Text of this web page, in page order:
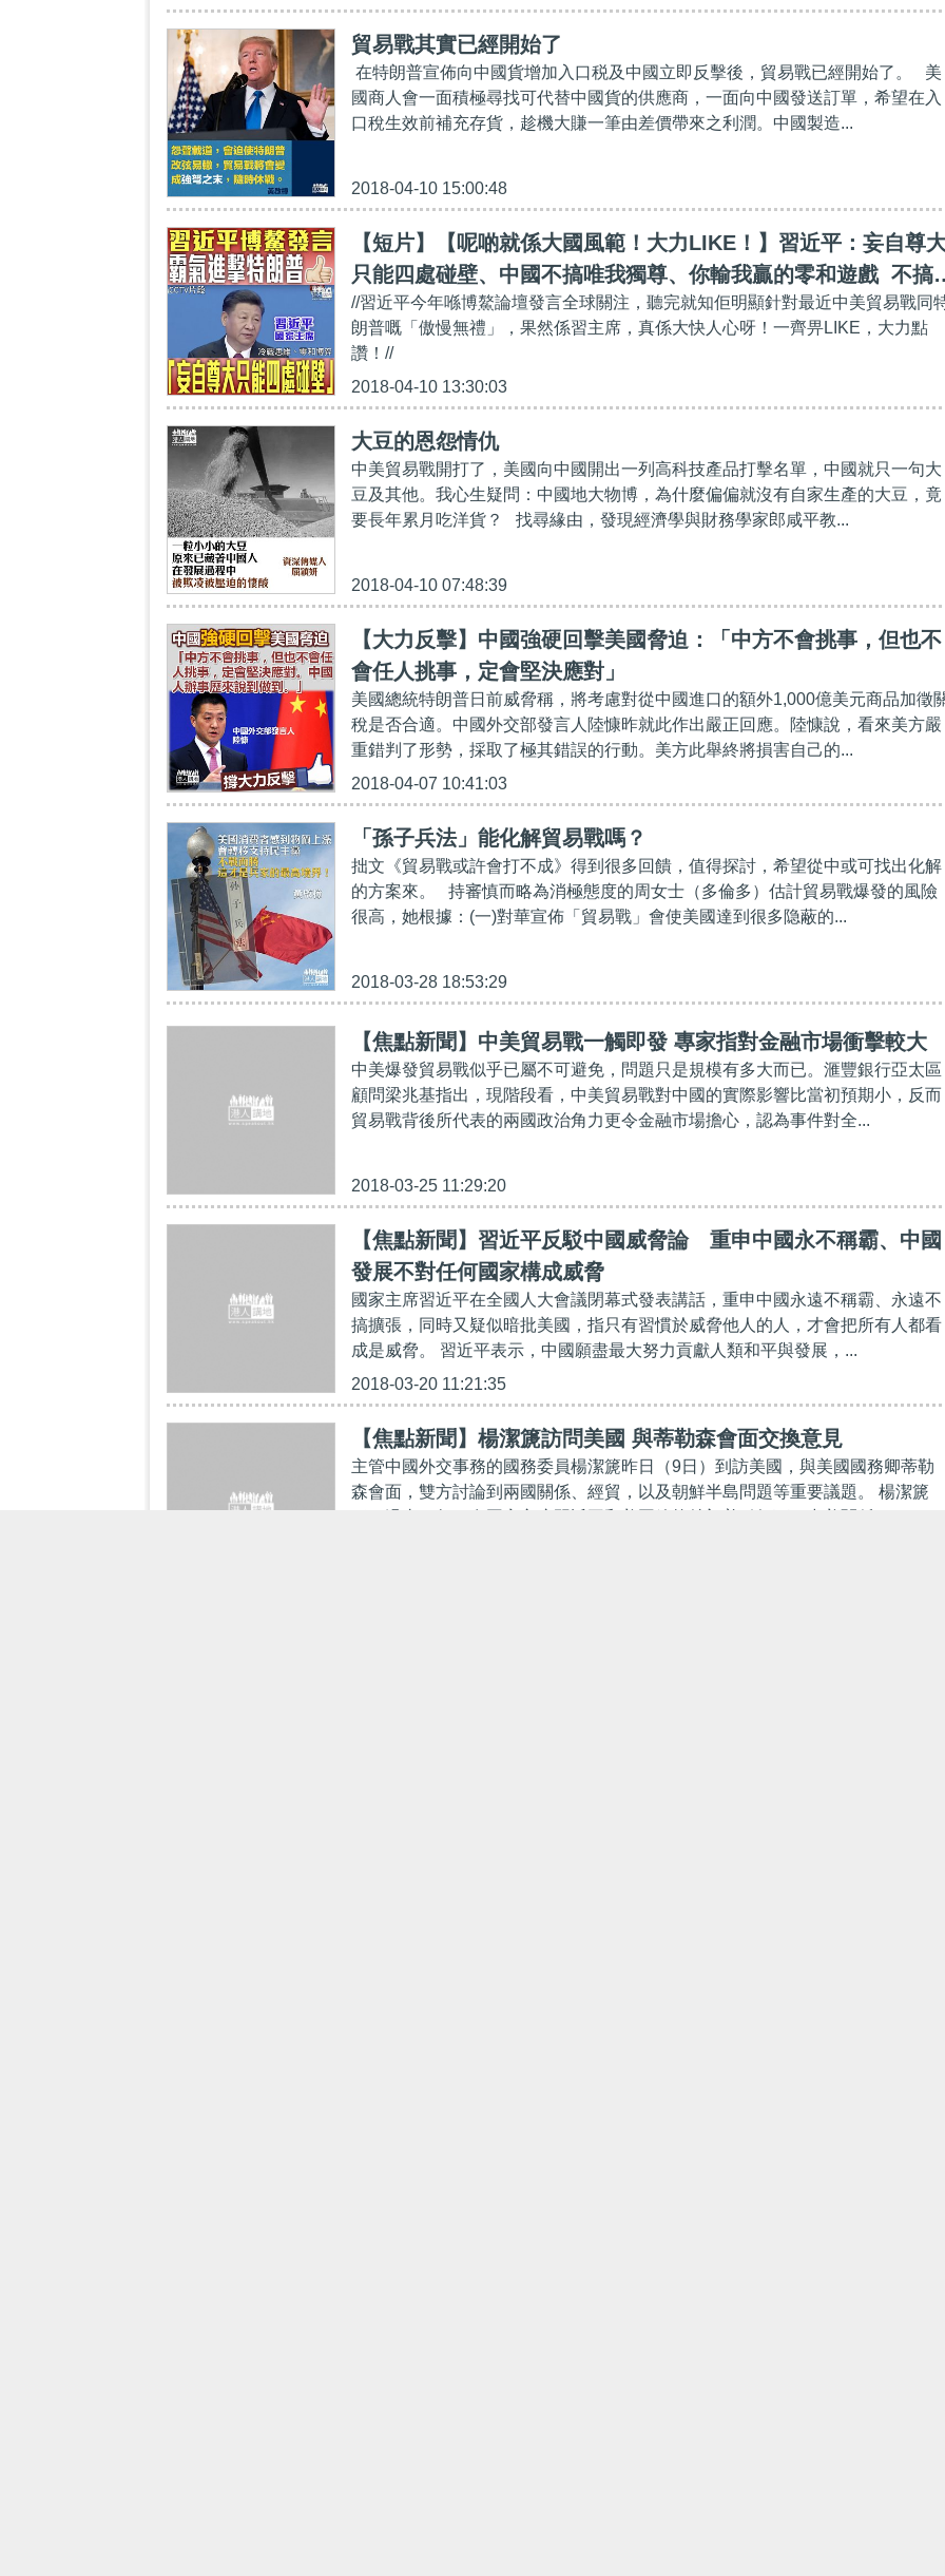
貿易戰其實已經開始了
在特朗普宣佈向中國貨增加入口税及中國立即反擊後，貿易戰已經開始了。 美
國商人會一面積極尋找可代替中國貨的供應商，一面向中國發送訂單，希望在入
口稅生效前補充存貨，趁機大賺一筆由差價帶來之利潤。中國製造...
2018-04-10 15:00:48
【短片】【呢啲就係大國風範！大力LIKE！】習近平：妄自尊
只能四處碰壁、中國不搞唯我獨尊、你輸我贏的零和遊戲 不搞
鄰為壑、恃強凌弱的強權霸道
//習近平今年喺博鰲論壇發言全球關注，聽完就知佢明顯針對最近中美貿易戰同
朗普嘅「傲慢無禮」，果然係習主席，真係大快人心呀！一齊畀LIKE，大力點
讚！//
2018-04-10 13:30:03
大豆的恩怨情仇
中美貿易戰開打了，美國向中國開出一列高科技產品打擊名單，中國就只一句大
豆及其他。我心生疑問：中國地大物博，為什麼偏偏就沒有自家生產的大豆，竟
要長年累月吃洋貨？ 找尋緣由，發現經濟學與財務學家郎咸平教...
2018-04-10 07:48:39
【大力反擊】中國強硬回擊美國脅迫：「中方不會挑事，但也不
會任人挑事，定會堅決應對」
美國總統特朗普日前威脅稱，將考慮對從中國進口的額外1,000億美元商品加徵
稅是否合適。中國外交部發言人陸慷昨就此作出嚴正回應。陸慷說，看來美方嚴
重錯判了形勢，採取了極其錯誤的行動。美方此舉終將損害自己的...
2018-04-07 10:41:03
「孫子兵法」能化解貿易戰嗎？
拙文《貿易戰或許會打不成》得到很多回饋，值得探討，希望從中或可找出化解
的方案來。 持審慎而略為消極態度的周女士（多倫多）估計貿易戰爆發的風險
很高，她根據：(一)對華宣佈「貿易戰」會使美國達到很多隐蔽的...
2018-03-28 18:53:29
【焦點新聞】中美貿易戰一觸即發 專家指對金融市場衝擊較大
中美爆發貿易戰似乎已屬不可避免，問題只是規模有多大而已。滙豐銀行亞太區
顧問梁兆基指出，現階段看，中美貿易戰對中國的實際影響比當初預期小，反而
貿易戰背後所代表的兩國政治角力更令金融市場擔心，認為事件對全...
2018-03-25 11:29:20
【焦點新聞】習近平反駁中國威脅論 重申中國永不稱霸、中國
發展不對任何國家構成威脅
國家主席習近平在全國人大會議閉幕式發表講話，重申中國永遠不稱霸、永遠不
搞擴張，同時又疑似暗批美國，指只有習慣於威脅他人的人，才會把所有人都看
成是威脅。 習近平表示，中國願盡最大努力貢獻人類和平與發展，...
2018-03-20 11:21:35
【焦點新聞】楊潔篪訪問美國 與蒂勒森會面交換意見
主管中國外交事務的國務委員楊潔篪昨日（9日）到訪美國，與美國國務卿蒂勒
森會面，雙方討論到兩國關係、經貿，以及朝鮮半島問題等重要議題。 楊潔篪